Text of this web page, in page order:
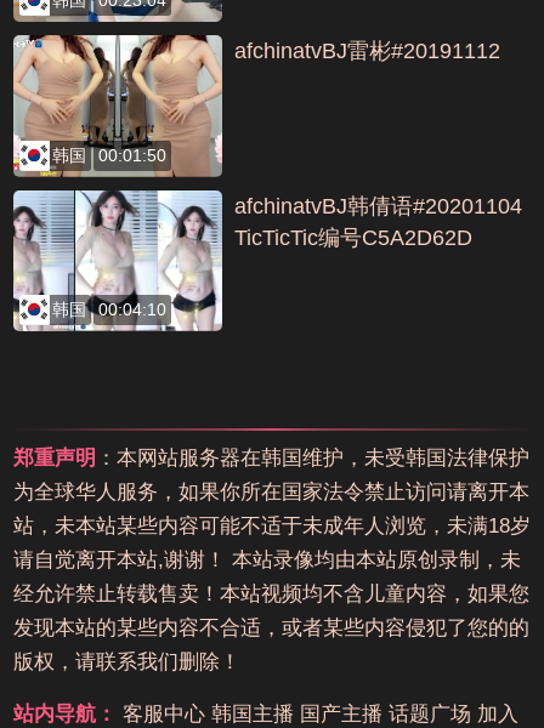
韩国 00:01:50
afchinatvBJ雷彬#20191112
韩国 00:04:10
afchinatvBJ韩倩语#20201104
TicTicTic编号C5A2D62D
郑重声明 ：本网站服务器在韩国维护，未受韩国法律保护
为全球华人服务，如果你所在国家法令禁止访问请离开本
站，未本站某些内容可能不适于未成年人浏览，未满18岁
请自觉离开本站,谢谢！ 本站录像均由本站原创录制，未
经允许禁止转载售卖！本站视频均不含儿童内容，如果您
发现本站的某些内容不合适，或者某些内容侵犯了您的的
版权，请联系我们删除！
站内导航： 客服中心 韩国主播 国产主播 话题广场 加入